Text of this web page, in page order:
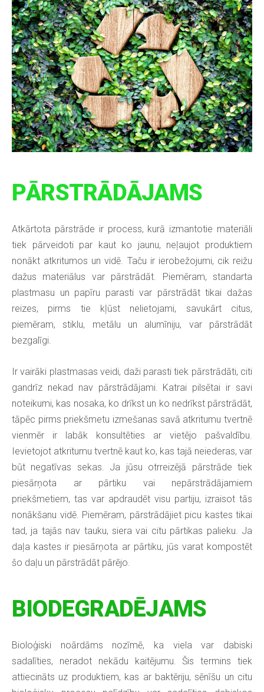
PĀRSTRĀDĀJAMS
Atkārtota pārstrāde ir process, kurā izmantotie materiāli
tiek pārveidoti par kaut ko jaunu, neļaujot produktiem
nonākt atkritumos un vidē. Taču ir ierobežojumi, cik reižu
dažus materiālus var pārstrādāt. Piemēram, standarta
plastmasu un papīru parasti var pārstrādāt tikai dažas
reizes, pirms tie kļūst nelietojami, savukārt citus,
piemēram, stiklu, metālu un alumīniju, var pārstrādāt
bezgalīgi.
Ir vairāki plastmasas veidi, daži parasti tiek pārstrādāti, citi
gandrīz nekad nav pārstrādājami. Katrai pilsētai ir savi
noteikumi, kas nosaka, ko drīkst un ko nedrīkst pārstrādāt,
tāpēc pirms priekšmetu izmešanas savā atkritumu tvertnē
vienmēr ir labāk konsultēties ar vietējo pašvaldību.
Ievietojot atkritumu tvertnē kaut ko, kas tajā neiederas, var
būt negatīvas sekas. Ja jūsu otrreizējā pārstrāde tiek
piesārņota ar pārtiku vai nepārstrādājamiem
priekšmetiem, tas var apdraudēt visu partiju, izraisot tās
nonākšanu vidē. Piemēram, pārstrādājiet picu kastes tikai
tad, ja tajās nav tauku, siera vai citu pārtikas palieku. Ja
daļa kastes ir piesārņota ar pārtiku, jūs varat kompostēt
šo daļu un pārstrādāt pārējo.
BIODEGRADĒJAMS
Bioloģiski noārdāms nozīmē, ka viela var dabiski
sadalīties, neradot nekādu kaitējumu. Šis termins tiek
attiecināts uz produktiem, kas ar baktēriju, sēnīšu un citu